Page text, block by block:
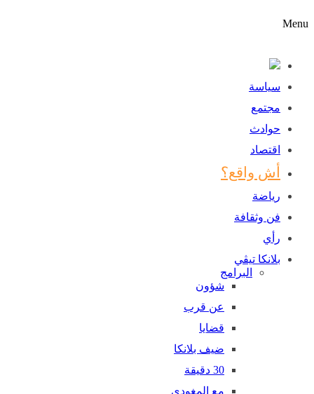
سياسة
مجتمع
حوادث
اقتصاد
أش واقع؟
رياضة
فن وثقافة
رأي
بلانكا تيڤي
البرامج
شؤون
عن قرب
قضايا
ضيف بلانكا
30 دقيقة
مع المغودي